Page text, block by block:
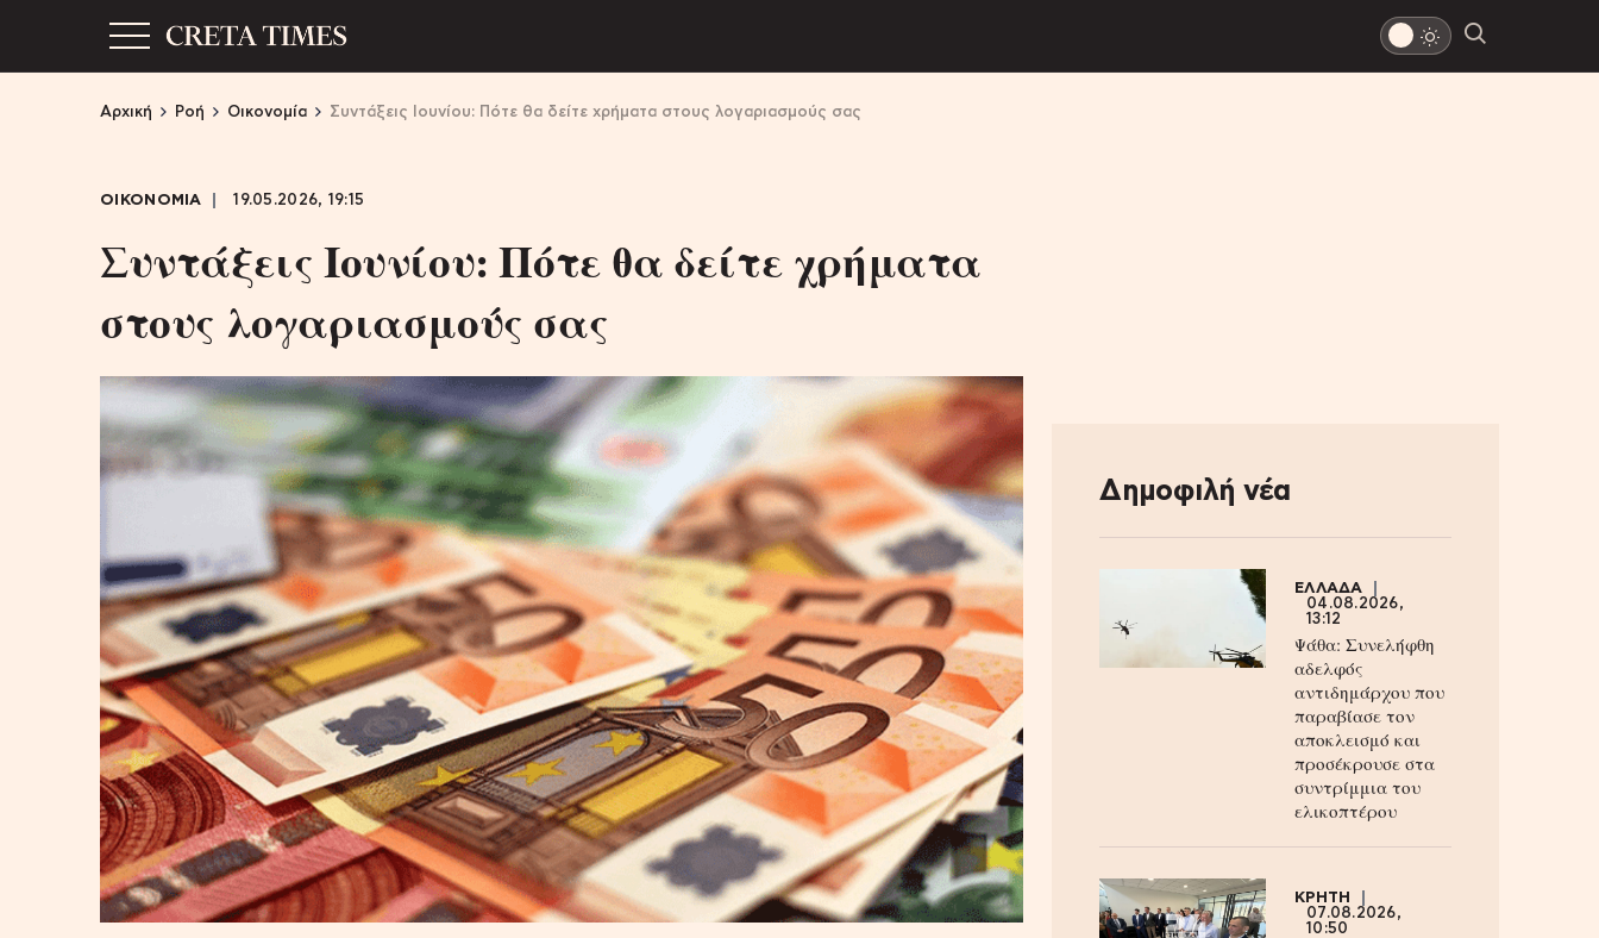
Αρχική Ροή Οικονομία Συντάξεις Ιουνίου: Πότε θα δείτε χρήματα στους λογαριασμούς σας
ΟΙΚΟΝΟΜΙΑ 19.05.2026, 19:15
Συντάξεις Ιουνίου: Πότε θα δείτε χρήματα
στους λογαριασμούς σας
Δημοφιλή νέα
ΕΛΛΑΔΑ
04.08.2026,
13:12
Ψάθα: Συνελήφθη
αδελφός
αντιδημάρχου που
παραβίασε τον
αποκλεισμό και
προσέκρουσε στα
συντρίμμια του
ελικοπτέρου
ΚΡΗΤΗ
07.08.2026,
10:50